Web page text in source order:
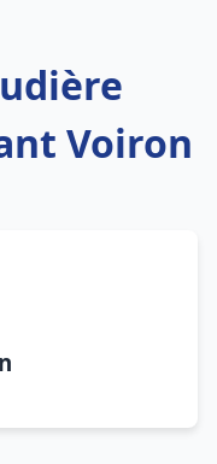
Voiron